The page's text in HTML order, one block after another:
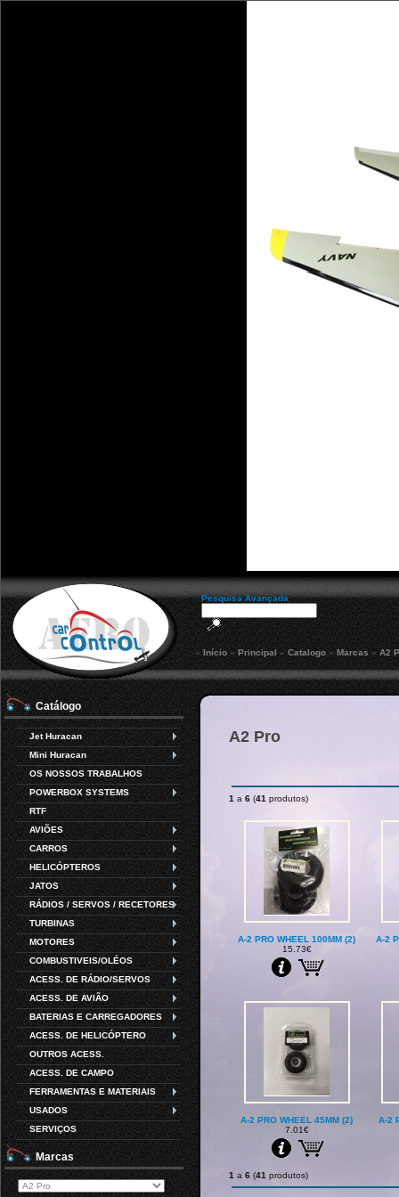
Jet Huracan
Mini Huracan
OS NOSSOS TRABALHOS
POWERBOX SYSTEMS
RTF
AVIÕES
CARROS
HELICÓPTEROS
JATOS
RÁDIOS / SERVOS / RECETORES
TURBINAS
MOTORES
COMBUSTIVEIS/OLÉOS
ACESS. DE RÁDIO/SERVOS
ACESS. DE AVIÃO
BATERIAS E CARREGADORES
ACESS. DE HELICÓPTERO
OUTROS ACESS.
ACESS. DE CAMPO
FERRAMENTAS E MATERIAIS
USADOS
SERVIÇOS
Pesquisa Avançada
» Início »Principal» Catalogo »Marcas »A2
Catálogo
Marcas
A2 Pro
1 a 6 (41 produtos)
A-2 PRO WHEEL 100MM (2)
15.73€
A-2
A-2 PRO WHEEL 45MM (2)
7.01€
A-2
1 a 6 (41 produtos)